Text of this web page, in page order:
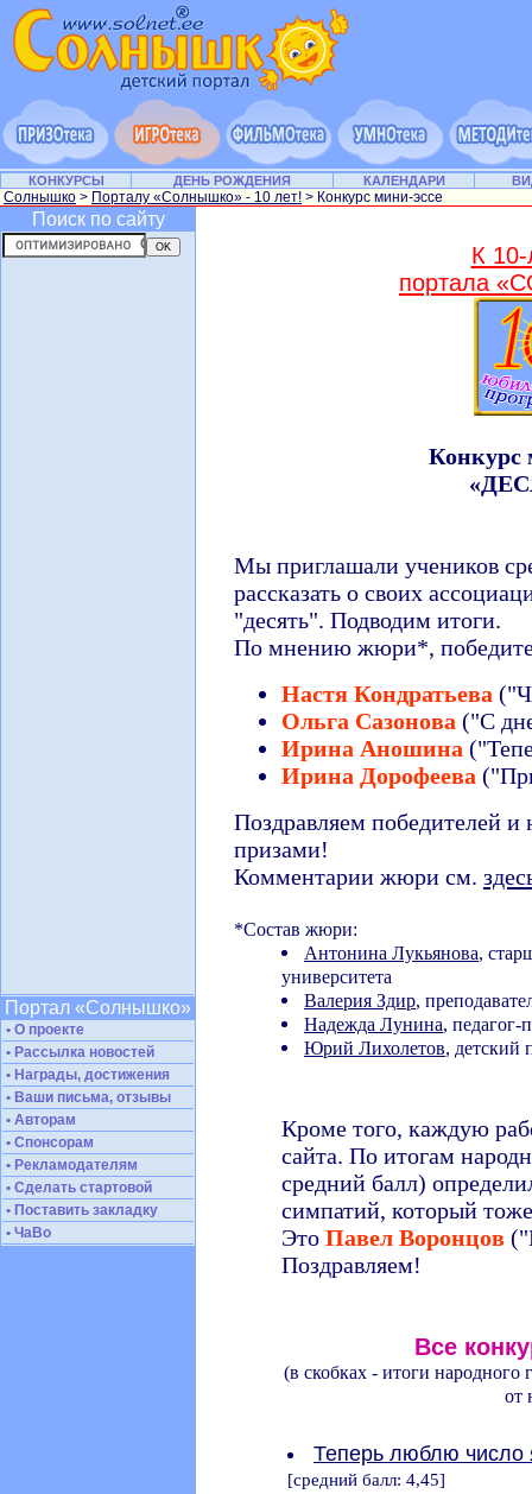
КОНКУРСЫ ДЕНЬ РОЖДЕНИЯ КАЛЕНДАРИ
Солнышко > Порталу «Солнышко» - 10 лет! > Конкурс мини-эссе
Поиск по сайту
Портал «Солнышко»
• О проекте
• Рассылка новостей
• Награды, достижения
• Ваши письма, отзывы
• Авторам
• Спонсорам
• Рекламодателям
• Сделать стартовой
• Поставить закладку
• ЧаВо
К
портала
Конкурс
Мы приглашали учеников
рассказать о своих
"десять". Подводим итоги.
По мнению жюри*,
Настя Кондратьева
Ольга Сазонова ("С
Ирина Аношина
Ирина Дорофеева
Поздравляем победителей
призами!
Комментарии жюри см.
*Состав жюри:
Антонина Лукьянова,
университета
Валерия Здир,
Надежда Лунина, педагог-
Юрий Лихолетов, детский
Кроме того, каждую
сайта. По итогам
средний балл)
симпатий, который
Это Павел Воронцов
Поздравляем!
Все
(в скобках - итоги народного
от
Теперь люблю число
[средний балл: 4,45]